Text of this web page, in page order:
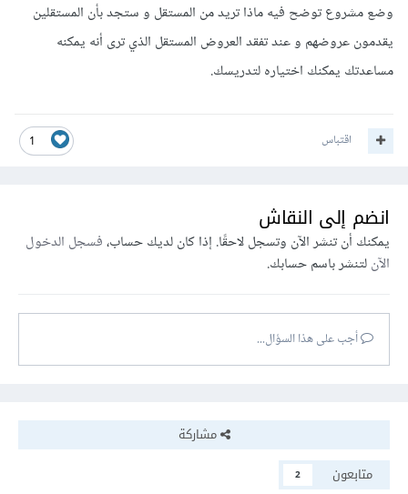
وضع مشروع توضح فيه ماذا تريد من المستقل و ستجد بأن المستقلين
يقدمون عروضهم و عند تفقد العروض المستقل الذي ترى أنه يمكنه
مساعدتك يمكنك اختياره لتدريسك.
1 اقتباس
انضم إلى النقاش
يمكنك أن تنشر الآن وتسجل لاحقًا. إذا كان لديك حساب،فسجل الدخول
الآنلتنشر باسم حسابك.
أجب على هذا السؤال...
مشاركة
متابعون
2